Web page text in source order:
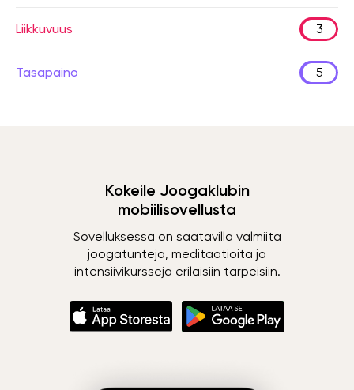
Liikkuvuus 3
Tasapaino 5
Kokeile Joogaklubin
mobiilisovellusta
Sovelluksessa on saatavilla valmiita
joogatunteja, meditaatioita ja
intensiivikursseja erilaisiin tarpeisiin.